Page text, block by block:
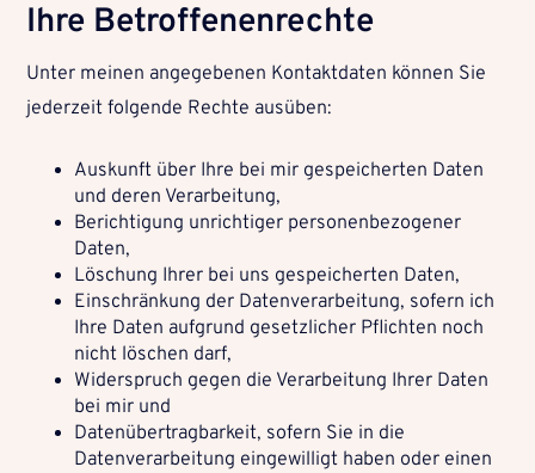
Ihre Betroffenenrechte
Unter meinen angegebenen Kontaktdaten können Sie
jederzeit folgende Rechte ausüben:
Auskunft über Ihre bei mir gespeicherten Daten
und deren Verarbeitung,
Berichtigung unrichtiger personenbezogener
Daten,
Löschung Ihrer bei uns gespeicherten Daten,
Einschränkung der Datenverarbeitung, sofern ich
Ihre Daten aufgrund gesetzlicher Pflichten noch
nicht löschen darf,
Widerspruch gegen die Verarbeitung Ihrer Daten
bei mir und
Datenübertragbarkeit, sofern Sie in die
Datenverarbeitung eingewilligt haben oder einen